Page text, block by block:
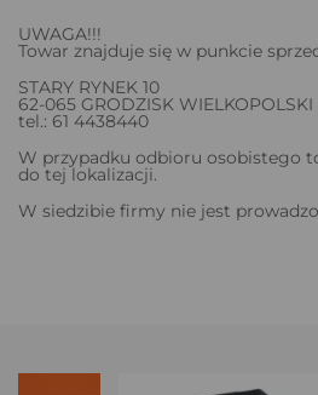
UWAGA!!!
Towar znajduje się w punkcie
STARY RYNEK 10
62-065 GRODZISK WIELKOPOLSKI
tel.: 61 4438440
W przypadku odbioru osobistego
do tej lokalizacji.
W siedzibie firmy nie jest